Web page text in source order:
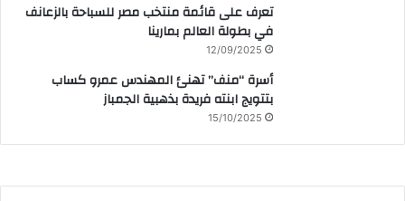
تعرف على قائمة منتخب مصر للسباحة بالزعانف
في بطولة العالم بمارينا
12/09/2025
أسرة “منف” تهنئ المهندس عمرو كساب
بتتويج ابنته فريدة بذهبية الجمباز
15/10/2025